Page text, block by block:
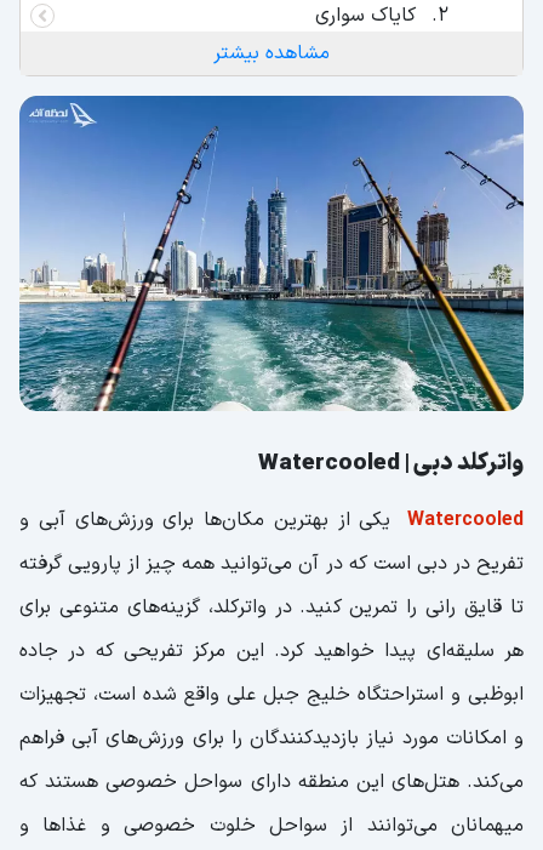
کایاک سواری
قایق سواری
ماهی گیری در دبی
مشاهده بیشتر
واترکلد دبی | Watercooled
Watercooled
یکی از بهترین مکان‌ها برای ورزش‌های آبی و
تفریح در دبی است که در آن می‌توانید همه چیز از پارویی گرفته
تا قایق رانی را تمرین کنید. در واترکلد، گزینه‌های متنوعی برای
هر سلیقه‌ای پیدا خواهید کرد. این مرکز تفریحی که در جاده
ابوظبی و استراحتگاه خلیج جبل علی واقع شده است، تجهیزات
و امکانات مورد نیاز بازدیدکنندگان را برای ورزش‌های آبی فراهم
می‌کند. هتل‌های این منطقه دارای سواحل خصوصی هستند که
میهمانان می‌توانند از سواحل خلوت خصوصی و غذا‌ها و